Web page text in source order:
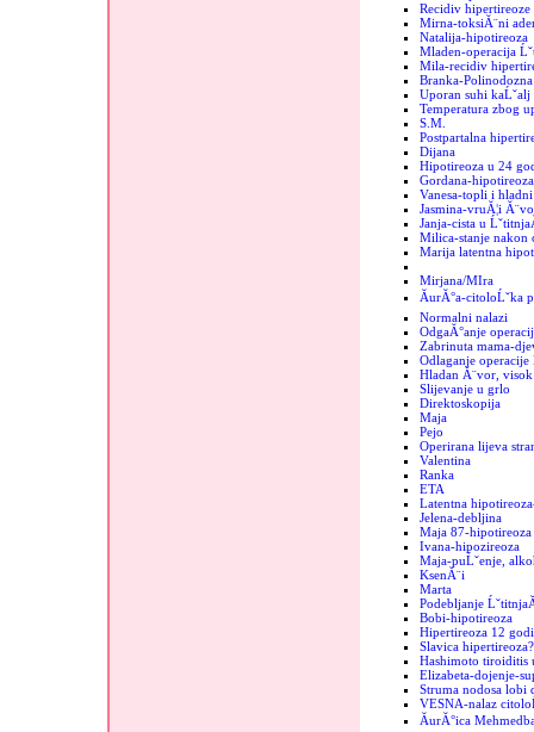
Recidiv hipertireoze
Mirna-toksiĂ¨ni
Natalija-hipotireoza
Mladen-operacija
Mila-recidiv
Branka-
Uporan suhi kaĹˇalj
Temperatura zbog
S.M.
Postpartalna
Dijana
Hipotireoza u 24
Gordana-hipotireoza
Vanesa-topli i
Jasmina-vruĂ¦i
Janja-cista u
Milica-stanje nakon
Marija latentna
Mirjana/MIra
ĂurĂ°a-citoloĹˇka
Normalni nalazi
OdgaĂ°anje
Zabrinuta mama-
Odlaganje
Hladan Ă¨vor,
Slijevanje u grlo
Direktoskopija
Maja
Pejo
Operirana lijeva
Valentina
Ranka
ETA
Latentna
Jelena-debljina
Maja 87-hipotireoza
Ivana-hipozireoza
Maja-puĹˇenje,
KsenĂ¨i
Marta
Podebljanje
Bobi-hipotireoza
Hipertireoza 12
Slavica hipertireoza?
Hashimoto tiroiditis
Elizabeta-dojenje-
Struma nodosa lobi
VESNA-nalaz
ĂurĂ°ica